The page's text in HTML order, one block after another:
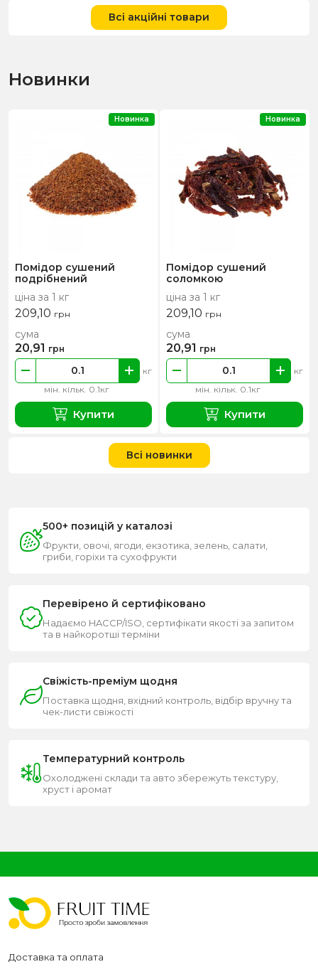
Всі акційні товари
Новинки
Помідор сушений
подрібнений
ціна за 1 кг
209,10 грн
мін. кільк. 0.1кг
кг
сума
20,91 грн
Купити
Новинка
Помідор сушений
соломкою
ціна за 1 кг
209,10 грн
мін. кільк. 0.1кг
кг
сума
20,91 грн
Купити
Новинка
Всі новинки
500+ позицій у каталозі
Фрукти, овочі, ягоди, екзотика, зелень, салати,
гриби, горіхи та сухофрукти
Перевірено й сертифіковано
Надаємо HACCP/ISO, сертифікати якості за запитом
та в найкоротші терміни
Свіжість-преміум щодня
Поставка щодня, вхідний контроль, відбір вручну та
чек-листи свіжості
Температурний контроль
Охолоджені склади та авто збережуть текстуру,
хруст і аромат
Доставка та оплата